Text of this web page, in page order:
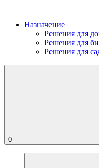
Назначение
Решения для
Решения для
Решения для
0